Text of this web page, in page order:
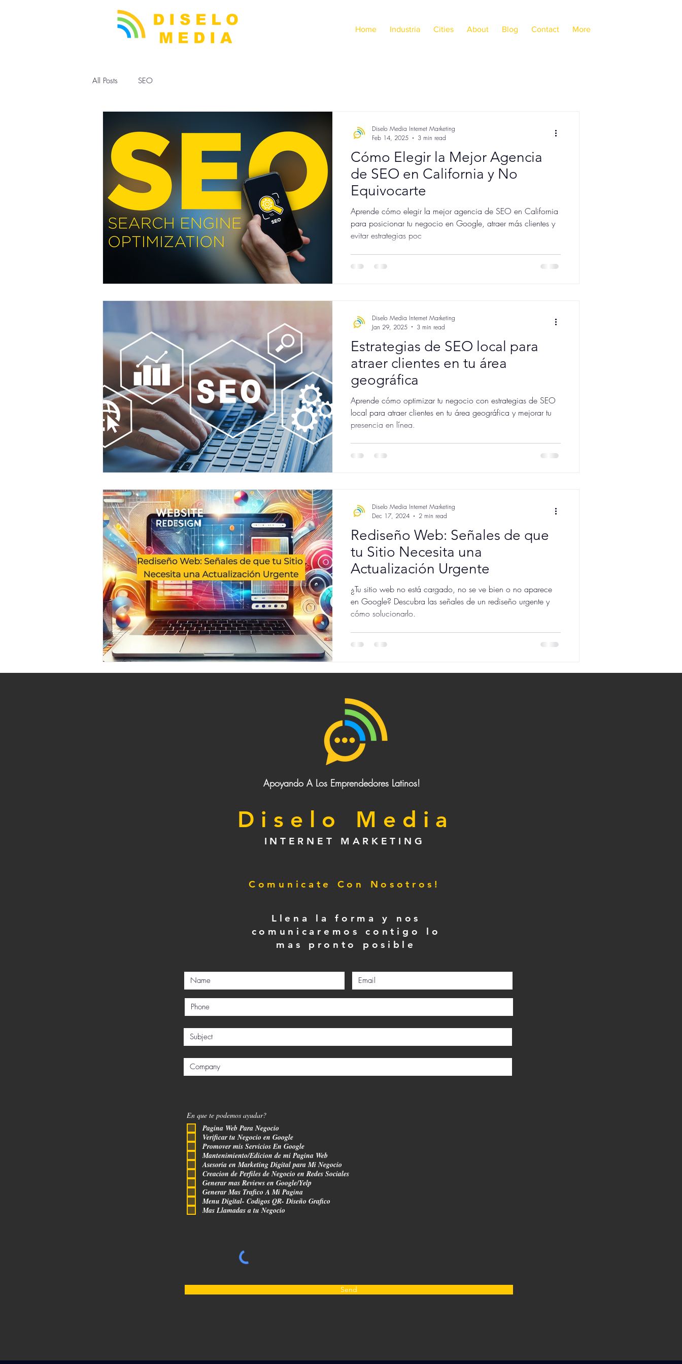
DISELO
MEDIA
Home Industria Cities About Blog Contact More
All Posts SEO
Cómo Elegir la Mejor Agencia
de SEO en California y No
Equivocarte
Aprende cómo elegir la mejor agencia de SEO en California
para posicionar tu negocio en Google, atraer más clientes y
evitar estrategias poc
Diselo Media Internet Marketing
Feb 14, 2025
3 min read
Estrategias de SEO local para
atraer clientes en tu área
geográfica
Aprende cómo optimizar tu negocio con estrategias de SEO
local para atraer clientes en tu área geográfica y mejorar tu
presencia en línea.
Diselo Media Internet Marketing
Jan 29, 2025
3 min read
Rediseño Web: Señales de que
tu Sitio Necesita una
Actualización Urgente
¿Tu sitio web no está cargado, no se ve bien o no aparece
en Google? Descubra las señales de un rediseño urgente y
cómo solucionarlo.
Diselo Media Internet Marketing
Dec 17, 2024
2 min read
Apoyando A Los Emprendedores Latinos!
Diselo Media
INTERNET MARKETING
Comunicate Con Nosotros!
Llena la forma y nos
comunicaremos contigo lo
mas pronto posible
En que te podemos ayudar?
Pagina Web Para Negocio
Verificar tu Negocio en Google
Promover mis Servicios En Google
Mantenimiento/Edicion de mi Pagina Web
Asesoria en Marketing Digital para Mi Negocio
Creacion de Perfiles de Negocio en Redes Sociales
Generar mas Reviews en Google/Yelp
Generar Mas Trafico A Mi Pagina
Menu Digital- Codigos QR- Diseño Grafico
Mas Llamadas a tu Negocio
Send